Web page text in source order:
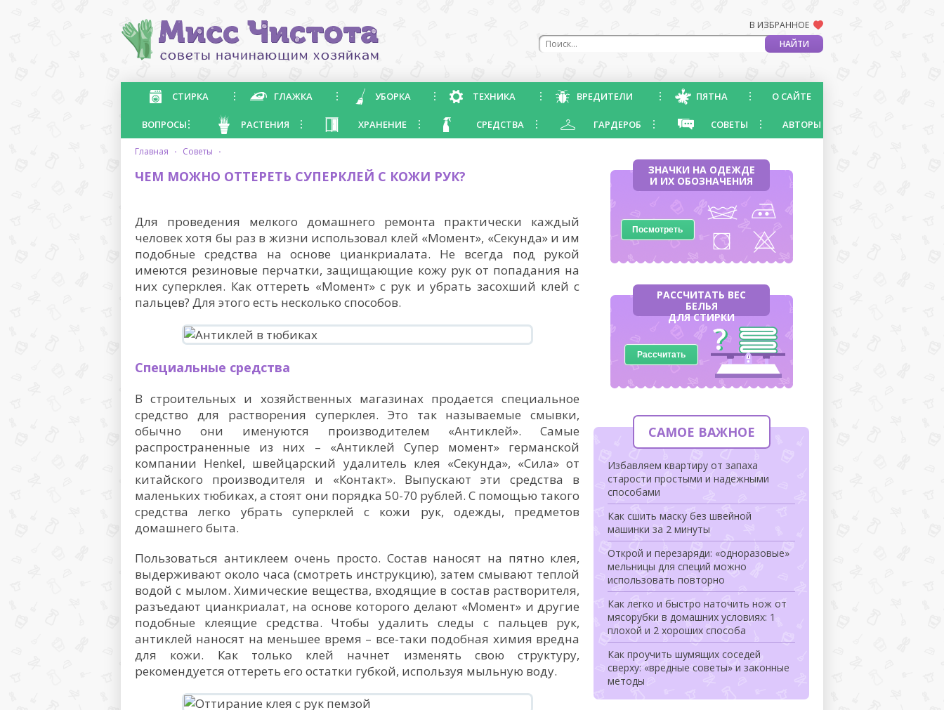
В ИЗБРАННОЕ
СТИРКА ГЛАЖКА УБОРКА ТЕХНИКА ВРЕДИТЕЛИ ПЯТНА О САЙТЕ
ВОПРОСЫ РАСТЕНИЯ ХРАНЕНИЕ СРЕДСТВА ГАРДЕРОБ СОВЕТЫ АВТОРЫ
главная · советы ·
ЧЕМ МОЖНО ОТТЕРЕТЬ СУПЕРКЛЕЙ С КОЖИ РУК?
Для проведения мелкого домашнего ремонта практически каждый
человек хотя бы раз в жизни использовал клей «Момент», «Секунда» и им
подобные средства на основе цианкриалата. Не всегда под рукой
имеются резиновые перчатки, защищающие кожу рук от попадания на
них суперклея. Как оттереть «Момент» с рук и убрать засохший клей с
пальцев? Для этого есть несколько способов.
Специальные средства
В строительных и хозяйственных магазинах продается специальное
средство для растворения суперклея. Это так называемые смывки,
обычно они именуются производителем «Антиклей». Самые
распространенные из них – «Антиклей Супер момент» германской
компании Henkel, швейцарский удалитель клея «Секунда», «Сила» от
китайского производителя и «Контакт». Выпускают эти средства в
маленьких тюбиках, а стоят они порядка 50-70 рублей. С помощью такого
средства легко убрать суперклей с кожи рук, одежды, предметов
домашнего быта.
Пользоваться антиклеем очень просто. Состав наносят на пятно клея,
выдерживают около часа (смотреть инструкцию), затем смывают теплой
водой с мылом. Химические вещества, входящие в состав растворителя,
разъедают цианкриалат, на основе которого делают «Момент» и другие
подобные клеящие средства. Чтобы удалить следы с пальцев рук,
антиклей наносят на меньшее время – все-таки подобная химия вредна
для кожи. Как только клей начнет изменять свою структуру,
рекомендуется оттереть его остатки губкой, используя мыльную воду.
ЗНАЧКИ НА ОДЕЖДЕ
И ИХ ОБОЗНАЧЕНИЯ
Посмотреть
РАССЧИТАТЬ ВЕС
БЕЛЬЯ
ДЛЯ СТИРКИ
Рассчитать
САМОЕ ВАЖНОЕ
Избавляем квартиру от запаха
старости простыми и надежными
способами
Как сшить маску без швейной
машинки за 2 минуты
Открой и перезаряди: «одноразовые»
мельницы для специй можно
использовать повторно
Как легко и быстро наточить нож от
мясорубки в домашних условиях: 1
плохой и 2 хороших способа
Как проучить шумящих соседей
сверху: «вредные советы» и законные
методы